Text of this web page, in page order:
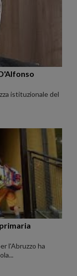
istituzionale del
l'Abruzzo ha